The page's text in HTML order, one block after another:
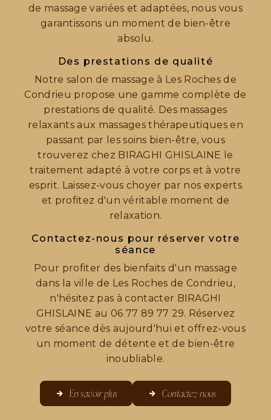
de massage variées et adaptées, nous vous
garantissons un moment de bien-être
absolu.
Des prestations de qualité
Notre salon de massage à Les Roches de
Condrieu propose une gamme complète de
prestations de qualité. Des massages
relaxants aux massages thérapeutiques en
passant par les soins bien-être, vous
trouverez chez BIRAGHI GHISLAINE le
traitement adapté à votre corps et à votre
esprit. Laissez-vous choyer par nos experts
et profitez d'un véritable moment de
relaxation.
Contactez-nous pour réserver votre
séance
Pour profiter des bienfaits d'un massage
dans la ville de Les Roches de Condrieu,
n'hésitez pas à contacter BIRAGHI
GHISLAINE au 06 77 89 77 29. Réservez
votre séance dès aujourd'hui et offrez-vous
un moment de détente et de bien-être
inoubliable.
En savoir plus Contactez-nous